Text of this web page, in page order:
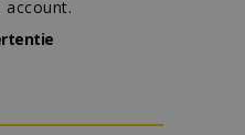
account.